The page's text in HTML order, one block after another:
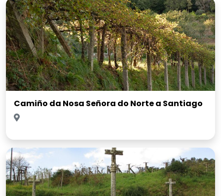
Camiño da Nosa Señora do Norte a Santiago